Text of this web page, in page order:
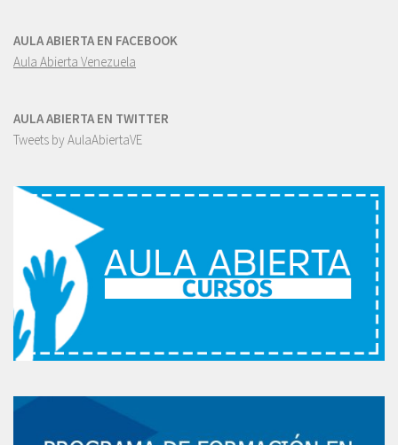
AULA ABIERTA EN FACEBOOK
Aula Abierta Venezuela
AULA ABIERTA EN TWITTER
Tweets by AulaAbiertaVE